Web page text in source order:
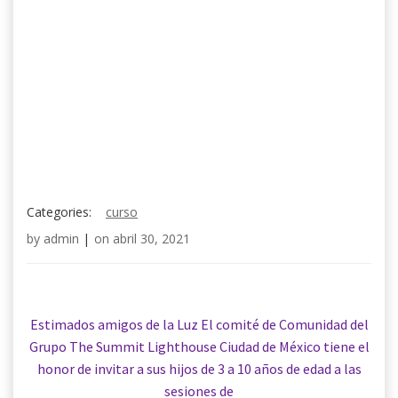
Categories:
curso
by admin | on abril 30, 2021
Estimados amigos de la Luz El comité de Comunidad del
Grupo The Summit Lighthouse Ciudad de México tiene el
honor de invitar a sus hijos de 3 a 10 años de edad a las
sesiones de